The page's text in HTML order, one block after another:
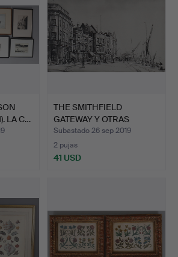
LA C…
THE SMITHFIELD
GATEWAY Y OTRAS
GRABACIONES…
Subastado 26 sep 2019
2 pujas
41 USD